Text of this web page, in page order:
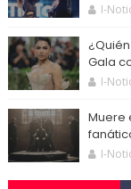
I-
Gala
I-
Muere
I-